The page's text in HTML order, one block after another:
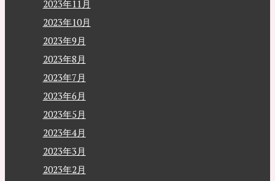
2023年11月
2023年10月
2023年9月
2023年8月
2023年7月
2023年6月
2023年5月
2023年4月
2023年3月
2023年2月